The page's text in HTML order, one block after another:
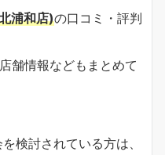
浦和店)の口コミ・評判
舗情報などもまとめて
検討されている方は、